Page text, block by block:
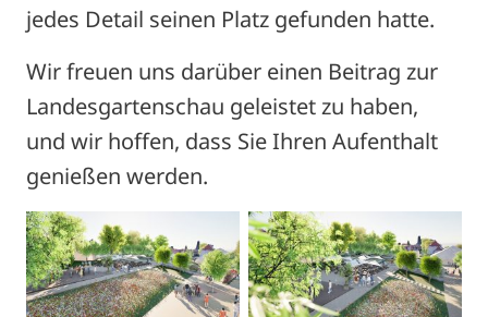
jedes Detail seinen Platz gefunden hatte.
Wir freuen uns darüber einen Beitrag zur
Landesgartenschau geleistet zu haben,
und wir hoffen, dass Sie Ihren Aufenthalt
genießen werden.